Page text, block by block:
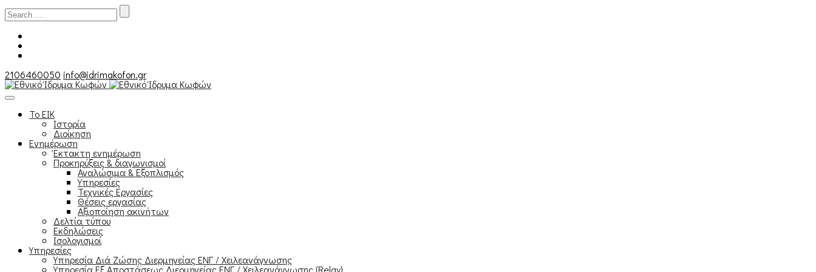
Search
for:
2106460050 info@idrimakofon.gr
Το ΕΙΚ
Ιστορία
Διοίκηση
Ενημέρωση
Έκτακτη ενημέρωση
Προκηρύξεις & διαγωνισμοί
Αναλώσιμα & Εξοπλισμός
Υπηρεσίες
Τεχνικές Εργασίες
Θέσεις εργασίας
Αξιοποίηση ακινήτων
Δελτία τύπου
Εκδηλώσεις
Ισολογισμοί
Υπηρεσίες
Υπηρεσία Διά Ζώσης Διερμηνείας ΕΝΓ / Χειλεανάγνωσης
Υπηρεσία Εξ Αποστάσεως Διερμηνείας ΕΝΓ / Χειλεανάγνωσης (Relay)